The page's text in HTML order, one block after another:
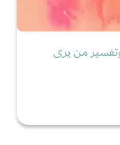
من يرى